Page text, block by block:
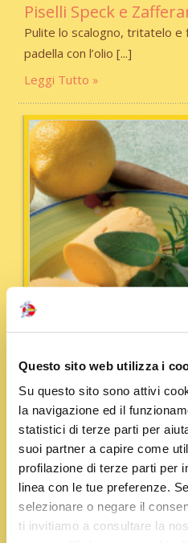
Questo sito web utilizza i
Su questo sito sono attivi
la navigazione ed il
statistici di terze parti per
suoi partner a capire come
profilazione di terze parti per
linea con le tue preferenze.
selezionare o negare il
ti invitiamo a consultare la
Piselli Speck e
Pulite lo scalogno, tritatelo e
padella con l’olio
Leggi Tutto
Tempo:15 min
Burro allo Zafferano